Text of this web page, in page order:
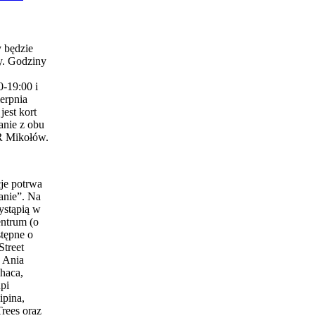
będzie
Godziny
19:00 i
kort
z obu
Mikołów.
potrwa
Na
w
(o
o
Ania
oraz